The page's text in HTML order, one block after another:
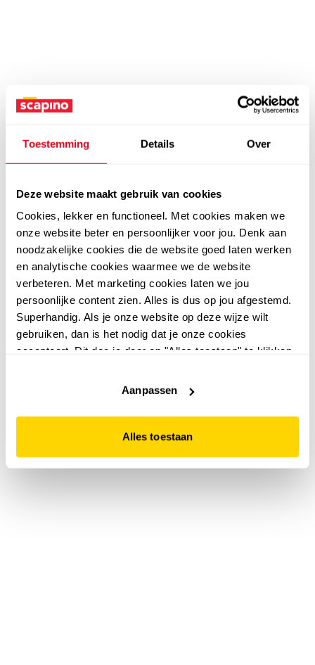
Toestemming Details Over
Deze website maakt gebruik van cookies
Cookies, lekker en functioneel. Met cookies maken we
onze website beter en persoonlijker voor jou. Denk aan
noodzakelijke cookies die de website goed laten werken
en analytische cookies waarmee we de website
verbeteren. Met marketing cookies laten we jou
persoonlijke content zien. Alles is dus op jou afgestemd.
Superhandig. Als je onze website op deze wijze wilt
gebruiken, dan is het nodig dat je onze cookies
accepteert. Dit doe je door op "Alles toestaan" te klikken.
website niet optimaal functioneert.
Aanpassen
Alles toestaan